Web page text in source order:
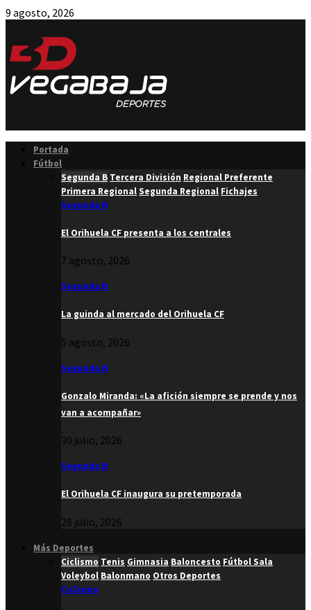
9 agosto, 2026
Portada
Fútbol
Segunda B Tercera División Regional Preferente
Primera RegionalSegunda Regional Fichajes
Segunda B
El Orihuela CF presenta a los centrales
7 agosto, 2026
Segunda B
La guinda al mercado del Orihuela CF
5 agosto, 2026
Segunda B
Gonzalo Miranda: «La afición siempre se prende y nos
van a acompañar»
30 julio, 2026
Segunda B
El Orihuela CF inaugura su pretemporada
28 julio, 2026
Más Deportes
Ciclismo Tenis Gimnasia Baloncesto Fútbol Sala
Voleybol Balonmano Otros Deportes
Ciclismo